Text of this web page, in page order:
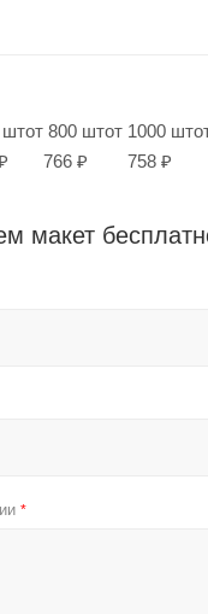
штот 800 шт
766 ₽
от 1000 шт
758 ₽
макет
*